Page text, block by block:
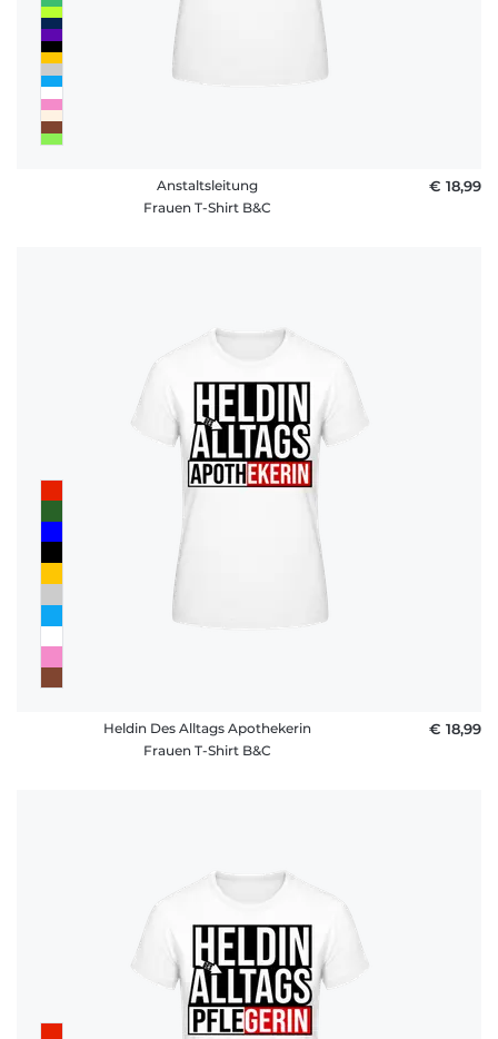
Anstaltsleitung
Frauen T-Shirt B&C
€ 18,99
Heldin Des Alltags Apothekerin
Frauen T-Shirt B&C
€ 18,99